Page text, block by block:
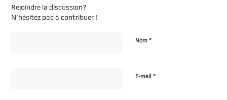
Rejoindre la discussion?
N’hésitez pas à contribuer !
Nom*
E-mail*